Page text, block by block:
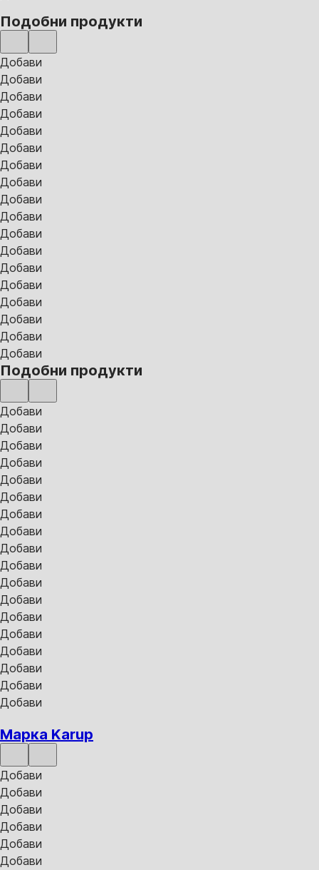
Подобни продукти
Добави
Добави
Добави
Добави
Добави
Добави
Добави
Добави
Добави
Добави
Добави
Добави
Добави
Добави
Добави
Добави
Добави
Добави
Подобни продукти
Добави
Добави
Добави
Добави
Добави
Добави
Добави
Добави
Добави
Добави
Добави
Добави
Добави
Добави
Добави
Добави
Добави
Добави
Марка Karup
Добави
Добави
Добави
Добави
Добави
Добави